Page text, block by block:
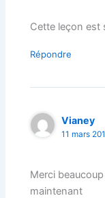
Cette leçon est
Répondre
Vianey
11 mars
Merci
maintenant